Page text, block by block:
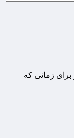
زمانی که